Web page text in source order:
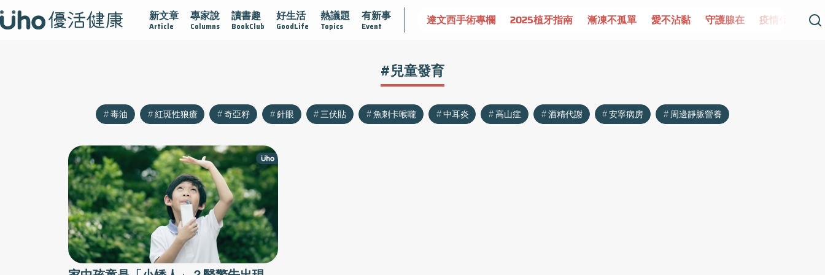
新文章
Article
專家說
Columns
讀書趣
BookClub
好生活
GoodLife
熱議題
Topics
有新事
Event
黏 守護腺在 疫情保衛戰 再生醫學 愛的未來視 認識攝護腺肥大 守護骨骼健康 達文西手術專欄 2025植牙指南 漸凍不孤單 愛不沾黏 守護腺在 疫情保衛戰
#兒童發育
毒油 紅斑性狼瘡 奇亞籽 針眼 三伏貼 魚刺卡喉嚨 中耳炎 高山症 酒精代謝 安寧病房 周邊靜脈營養